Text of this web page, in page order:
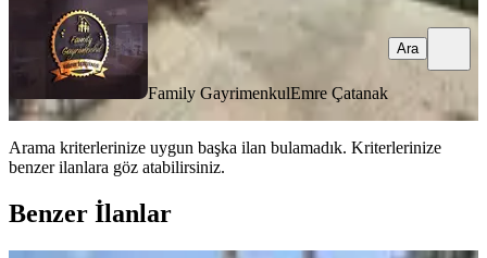
Family GayrimenkulEmre Çatanak
Ara
Arama kriterlerinize uygun başka ilan bulamadık. Kriterlerinize
benzer ilanlara göz atabilirsiniz.
Benzer İlanlar